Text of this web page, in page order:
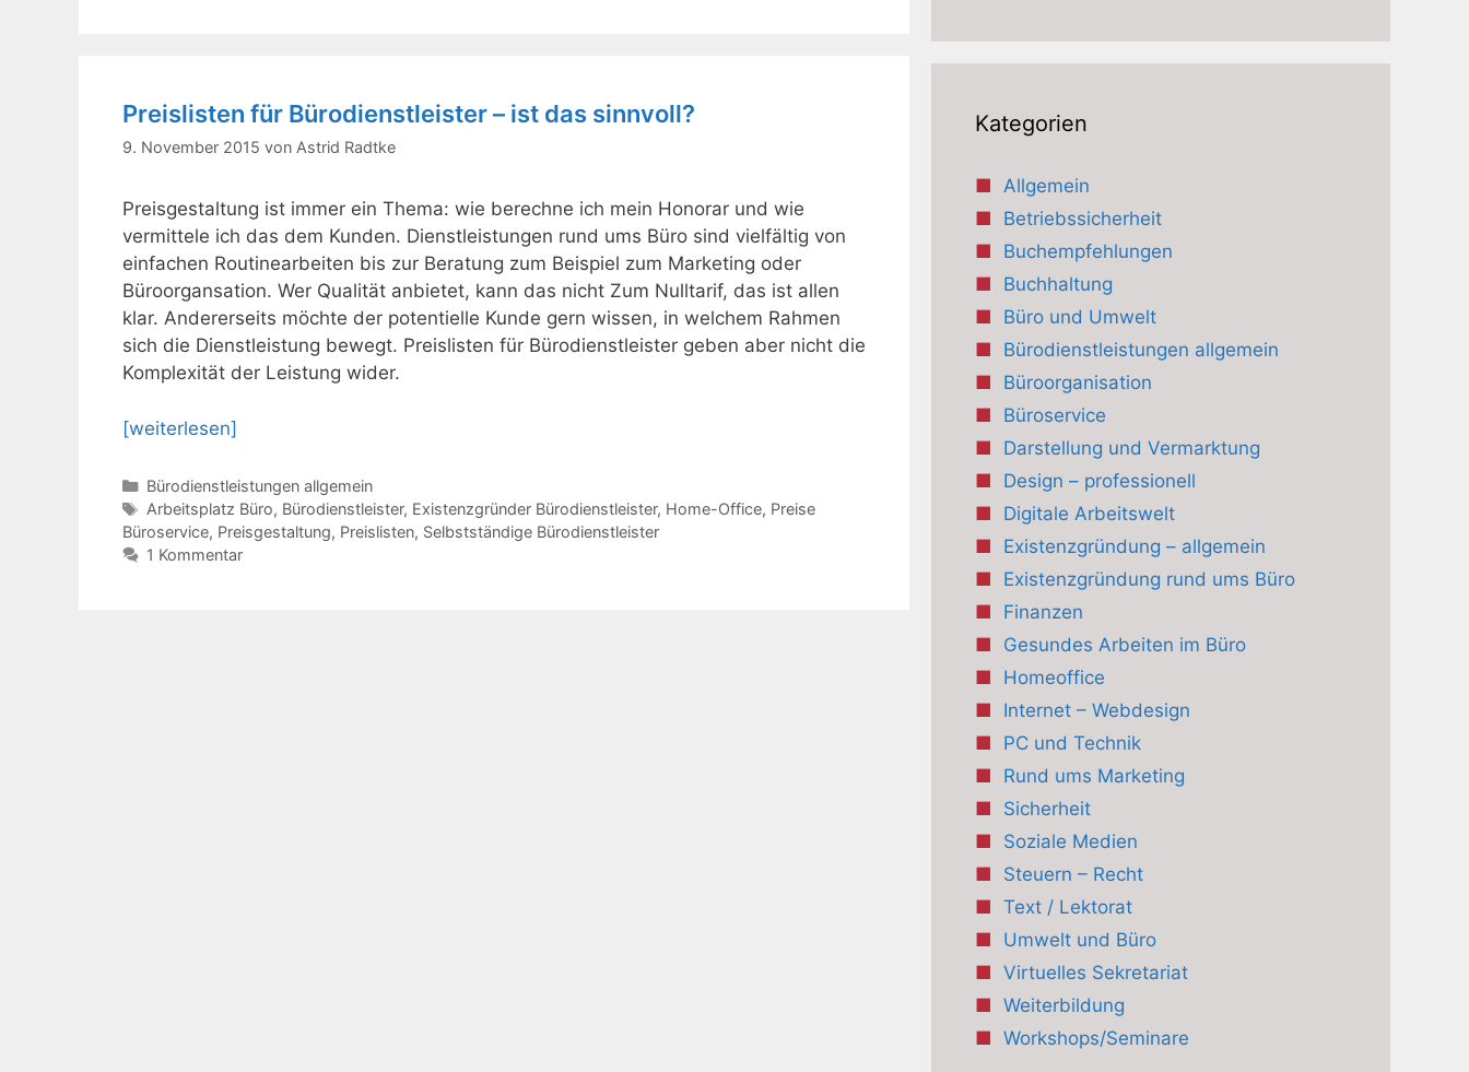
Preislisten für Bürodienstleister – ist das sinnvoll?
9. November 2015 von Astrid Radtke
Preisgestaltung ist immer ein Thema: wie berechne ich mein Honorar und wie
vermittele ich das dem Kunden. Dienstleistungen rund ums Büro sind vielfältig von
einfachen Routinearbeiten bis zur Beratung zum Beispiel zum Marketing oder
Büroorgansation. Wer Qualität anbietet, kann das nicht Zum Nulltarif, das ist allen
klar. Andererseits möchte der potentielle Kunde gern wissen, in welchem Rahmen
sich die Dienstleistung bewegt. Preislisten für Bürodienstleister geben aber nicht die
Komplexität der Leistung wider.
[weiterlesen]
Kategorien
Bürodienstleistungen allgemein
Schlagwörter
Arbeitsplatz Büro, Bürodienstleister, Existenzgründer Bürodienstleister, Home-Office, Preise
Büroservice, Preisgestaltung, Preislisten, Selbstständige Bürodienstleister
1 Kommentar
Kategorien
Allgemein
Betriebssicherheit
Buchempfehlungen
Buchhaltung
Büro und Umwelt
Bürodienstleistungen allgemein
Büroorganisation
Büroservice
Darstellung und Vermarktung
Design – professionell
Digitale Arbeitswelt
Existenzgründung – allgemein
Existenzgründung rund ums Büro
Finanzen
Gesundes Arbeiten im Büro
Homeoffice
Internet – Webdesign
PC und Technik
Rund ums Marketing
Sicherheit
Soziale Medien
Steuern – Recht
Text / Lektorat
Umwelt und Büro
Virtuelles Sekretariat
Weiterbildung
Workshops/Seminare